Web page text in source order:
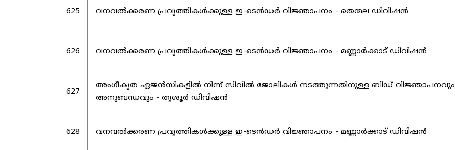
625 വനവൽക്കരണ പ്രവൃത്തികൾക്കുള്ള ഇ-ടെൻഡർ വിജ്ഞാപനം - തെന്മല ഡിവിഷൻ
626 വനവൽക്കരണ പ്രവൃത്തികൾക്കുള്ള ഇ-ടെൻഡർ വിജ്ഞാപനം - മണ്ണാർക്കാട് ഡിവിഷൻ
627
അംഗീകൃത ഏജൻസികളിൽ നിന്ന് സിവിൽ ജോലികൾ നടത്തുന്നതിനുള്ള ബിഡ് വിജ്ഞാപനവും
അനുബന്ധവും - തൃശൂർ ഡിവിഷൻ
628 വനവൽക്കരണ പ്രവൃത്തികൾക്കുള്ള ഇ-ടെൻഡർ വിജ്ഞാപനം - മണ്ണാർക്കാട് ഡിവിഷൻ